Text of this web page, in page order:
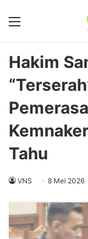
Menu
Hakim
Tahu
VNS 8 Mei 2026